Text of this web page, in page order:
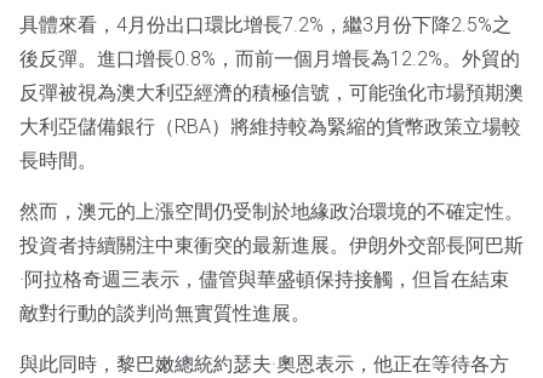
具體來看，4月份出口環比增長7.2%，繼3月份下降2.5%之
後反彈。進口增長0.8%，而前一個月增長為12.2%。外貿的
反彈被視為澳大利亞經濟的積極信號，可能強化市場預期澳
大利亞儲備銀行（RBA）將維持較為緊縮的貨幣政策立場較
長時間。
然而，澳元的上漲空間仍受制於地緣政治環境的不確定性。
投資者持續關注中東衝突的最新進展。伊朗外交部長阿巴斯
·阿拉格奇週三表示，儘管與華盛頓保持接觸，但旨在結束
敵對行動的談判尚無實質性進展。
與此同時，黎巴嫩總統約瑟夫·奧恩表示，他正在等待各方